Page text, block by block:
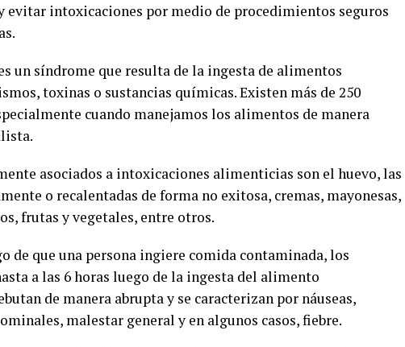
evitar intoxicaciones por medio de procedimientos seguros
un síndrome que resulta de la ingesta de alimentos
toxinas o sustancias químicas. Existen más de 250
cuando manejamos los alimentos de manera
asociados a intoxicaciones alimenticias son el huevo, las
o recalentadas de forma no exitosa, cremas, mayonesas,
frutas y vegetales, entre otros.
de que una persona ingiere comida contaminada, los
a las 6 horas luego de la ingesta del alimento
de manera abrupta y se caracterizan por náuseas,
malestar general y en algunos casos, fiebre.